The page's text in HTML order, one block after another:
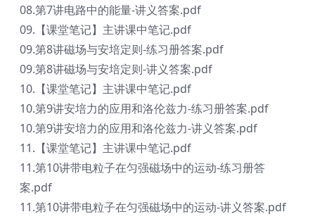
08.第7讲电路中的能量-讲义答案.pdf
09.【课堂笔记】主讲课中笔记.pdf
09.第8讲磁场与安培定则-练习册答案.pdf
09.第8讲磁场与安培定则-讲义答案.pdf
10.【课堂笔记】主讲课中笔记.pdf
10.第9讲安培力的应用和洛伦兹力-练习册答案.pdf
10.第9讲安培力的应用和洛伦兹力-讲义答案.pdf
11.【课堂笔记】主讲课中笔记.pdf
11.第10讲带电粒子在匀强磁场中的运动-练习册答
案.pdf
11.第10讲带电粒子在匀强磁场中的运动-讲义答案.pdf